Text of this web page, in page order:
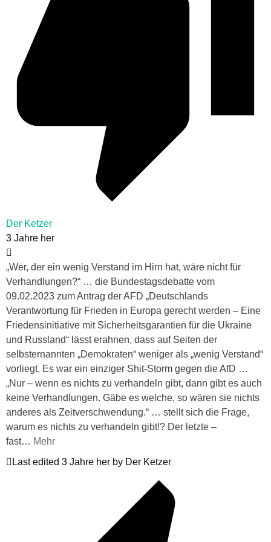
Der Ketzer
3 Jahre her
„Wer, der ein wenig Verstand im Hirn hat, wäre nicht für
Verhandlungen?“ … die Bundestagsdebatte vom
09.02.2023 zum Antrag der AFD „Deutschlands
Verantwortung für Frieden in Europa gerecht werden – Eine
Friedensinitiative mit Sicherheitsgarantien für die Ukraine
und Russland“ lässt erahnen, dass auf Seiten der
selbsternannten „Demokraten“ weniger als „wenig Verstand“
vorliegt. Es war ein einziger Shit-Storm gegen die AfD …
„Nur – wenn es nichts zu verhandeln gibt, dann gibt es auch
keine Verhandlungen. Gäbe es welche, so wären sie nichts
anderes als Zeitverschwendung.“ … stellt sich die Frage,
warum es nichts zu verhandeln gibt!? Der letzte –
fast… Mehr
Last edited 3 Jahre her by Der Ketzer